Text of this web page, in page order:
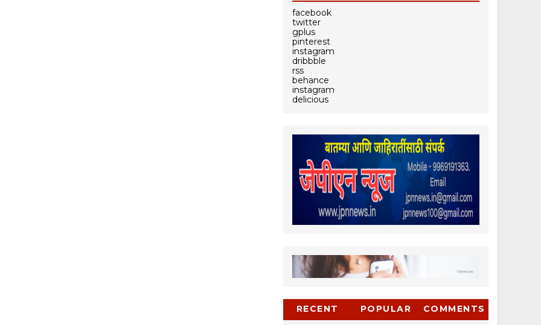
facebook
twitter
gplus
pinterest
instagram
dribbble
rss
behance
instagram
delicious
RECENT POPULAR COMMENTS